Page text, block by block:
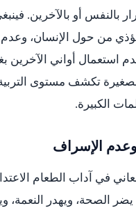
بالنفس أو بالآخرين.
من حول الإنسان، وعدم
استعمال أواني الآخرين
تكشف مستوى
الكبيرة.
وعدم الإسراف
في آداب الطعام
الصحة، ويهدر النعمة،